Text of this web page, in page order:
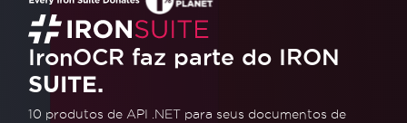
IronOCR faz parte do IRON
SUITE.
10 produtos de API .NET para seus documentos de